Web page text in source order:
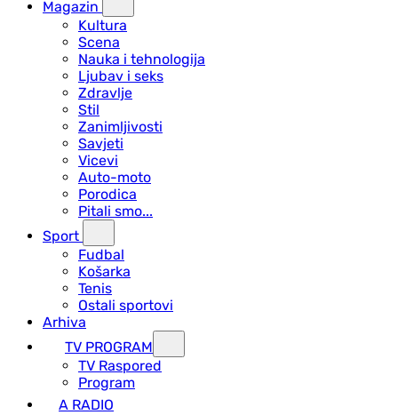
Magazin
Kultura
Scena
Nauka i tehnologija
Ljubav i seks
Zdravlje
Stil
Zanimljivosti
Savjeti
Vicevi
Auto-moto
Porodica
Pitali smo...
Sport
Fudbal
Košarka
Tenis
Ostali sportovi
Arhiva
TV PROGRAM
ТV Raspored
Program
A RADIO